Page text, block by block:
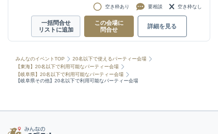
空き枠あり 要相談 空き枠なし
一括問合せ
リストに追加
この会場に
問合せ
詳細を見る
みんなのイベントTOP
20名以下で使えるパーティー会場
【東海】20名以下で利用可能なパーティー会場
【岐阜県】20名以下で利用可能なパーティー会場
【岐阜県その他】20名以下で利用可能なパーティー会場